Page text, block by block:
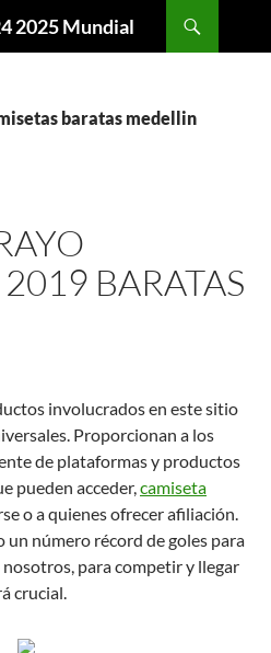
2025 Mundial
baratas medellin
BARATAS
involucrados en este sitio
Proporcionan a los
de plataformas y productos
pueden acceder,camiseta
o a quienes ofrecer afiliación.
un número récord de goles para
para competir y llegar
crucial.